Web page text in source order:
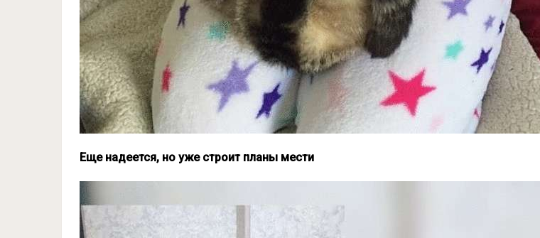
Еще надеется, но уже строит планы мести